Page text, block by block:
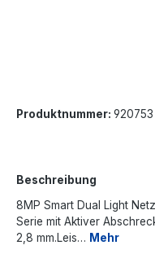
Produktnummer: 920753
Beschreibung
8MP Smart Dual Light
Serie mit Aktiver
2,8 mm.Leis… Mehr